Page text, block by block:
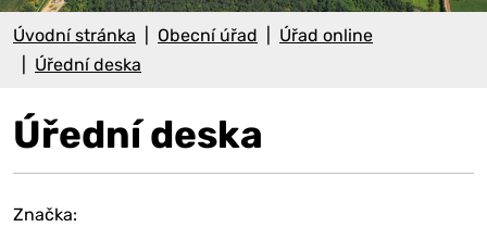
Úvodní stránka Obecní úřad
Úřad online
Úřední deska
Úřední deska
Značka: